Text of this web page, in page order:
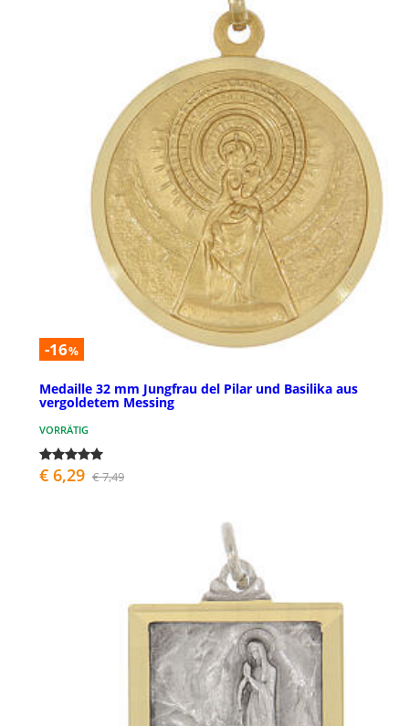
-16%
Medaille 32 mm Jungfrau del Pilar und Basilika aus
vergoldetem Messing
VORRÄTIG
€ 6,29 € 7,49